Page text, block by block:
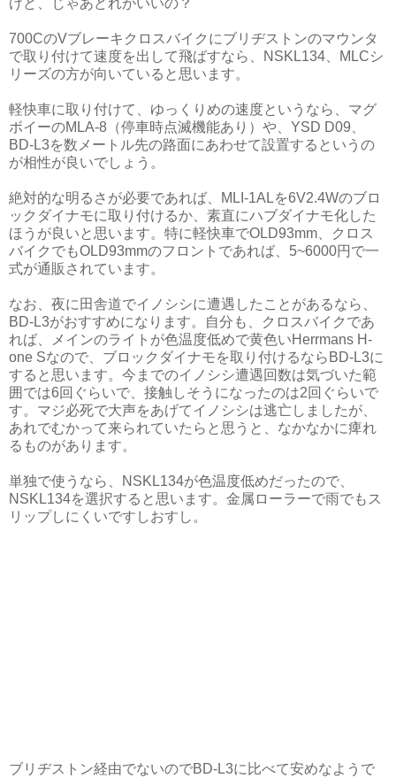
700CのVブレーキクロスバイクにブリヂストンのマウンタ
で取り付けて速度を出して飛ばすなら、NSKL134、MLCシ
リーズの方が向いていると思います。
軽快車に取り付けて、ゆっくりめの速度というなら、マグ
ボイーのMLA-8（停車時点滅機能あり）や、YSD D09、
BD-L3を数メートル先の路面にあわせて設置するというの
が相性が良いでしょう。
絶対的な明るさが必要であれば、MLI-1ALを6V2.4Wのブロ
ックダイナモに取り付けるか、素直にハブダイナモ化した
ほうが良いと思います。特に軽快車でOLD93mm、クロス
バイクでもOLD93mmのフロントであれば、5~6000円で一
式が通販されています。
なお、夜に田舎道でイノシシに遭遇したことがあるなら、
BD-L3がおすすめになります。自分も、クロスバイクであ
れば、メインのライトが色温度低めで黄色いHerrmans H-
one Sなので、ブロックダイナモを取り付けるならBD-L3に
すると思います。今までのイノシシ遭遇回数は気づいた範
囲では6回ぐらいで、接触しそうになったのは2回ぐらいで
す。マジ必死で大声をあげてイノシシは逃亡しましたが、
あれでむかって来られていたらと思うと、なかなかに痺れ
るものがあります。
単独で使うなら、NSKL134が色温度低めだったので、
NSKL134を選択すると思います。金属ローラーで雨でもス
リップしにくいですしおすし。
ブリヂストン経由でないのでBD-L3に比べて安めなようで